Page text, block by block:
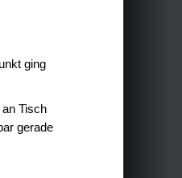
ging
Tisch
gerade